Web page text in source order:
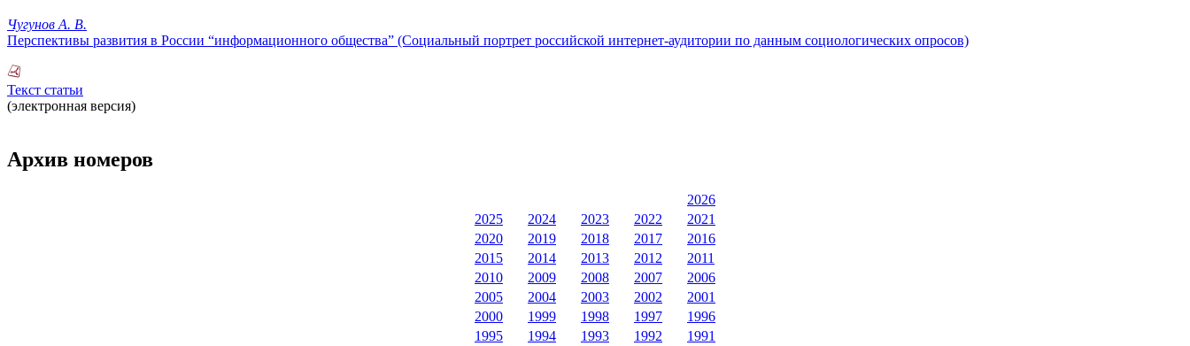
Чугунов А. В.
Перспективы развития в России “информационного общества” (Социальный портрет российской интернет-аудитории по данным социологических опросов)
Текст статьи
(электронная версия)
Архив номеров
2026
2025
2024 2023 2022
2021
2020
2019 2018 2017
2016
2015
2014 2013 2012
2011
2010
2009 2008 2007
2006
2005
2004 2003 2002
2001
2000
1999 1998 1997
1996
1995
1994 1993 1992 1991